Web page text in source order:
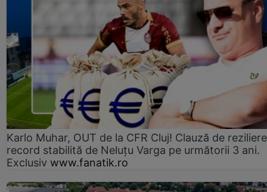
Karlo Muhar, OUT de la CFR Cluj! Clauză de reziliere
record stabilită de Neluțu Varga pe următorii 3 ani.
Exclusiv www.fanatik.ro